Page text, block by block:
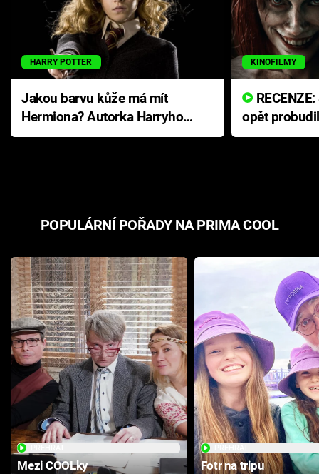
HARRY POTTER
Jakou barvu kůže má mít
Hermiona? Autorka Harryho
Pottera přišla s ráznou
KINOFILMY
opět
přichází s
POPULÁRNÍ POŘADY NA PRIMA COOL
Mezi COOLky Fotr na tripu